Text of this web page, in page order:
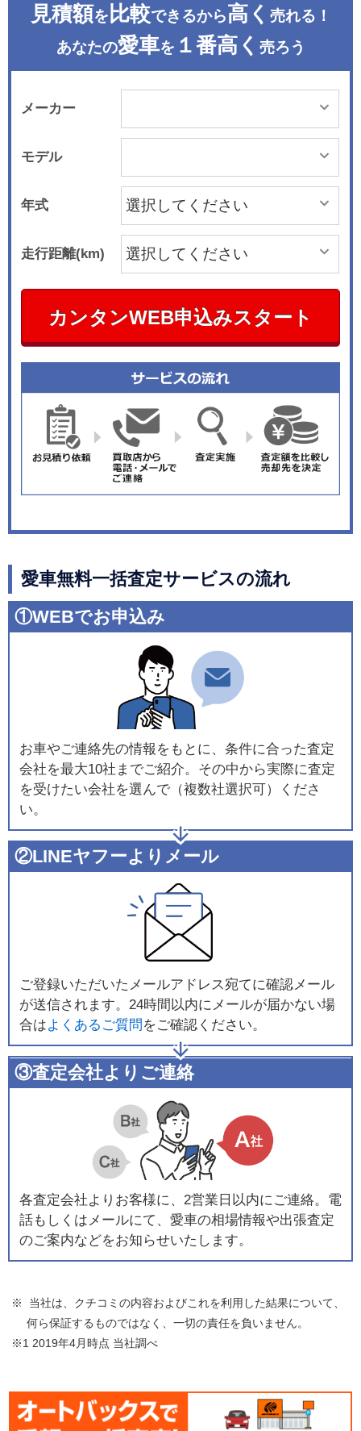
見積額を 比較できるから高く 売れる！
あなたの愛車を １番高く 売ろう
メーカー
モデル
年式
走行距離(km)
カンタンWEB申込みスタート
愛車無料一括査定サービスの流れ
①WEBでお申込み
お車やご連絡先の情報をもとに、条件に合った査定
会社を最大10社までご紹介。その中から実際に査定
を受けたい会社を選んで（複数社選択可）くださ
い。
②LINEヤフーよりメール
ご登録いただいたメールアドレス宛てに確認メール
が送信されます。24時間以内にメールが届かない場
合はよくあるご質問 をご確認ください。
③査定会社よりご連絡
各査定会社よりお客様に、2営業日以内にご連絡。電
話もしくはメールにて、愛車の相場情報や出張査定
のご案内などをお知らせいたします。
※ 当社は、クチコミの内容およびこれを利用した結果について、
何ら保証するものではなく、一切の責任を負いません。
※1 2019年4月時点 当社調べ